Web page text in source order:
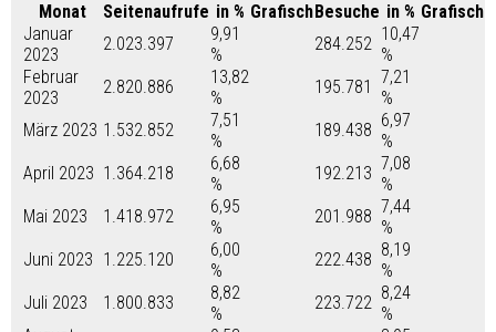
Monat Seitenaufrufe in % GrafischBesuche in % Grafisch
Januar
2023
2.023.397
9,91
%
284.252 10,47
%
Februar
2023
2.820.886
13,82
%
195.781 7,21
%
März 2023 1.532.852
7,51
%
189.438 6,97
%
April 2023 1.364.218
6,68
%
192.213 7,08
%
Mai 2023
1.418.972
6,95
%
201.988 7,44
%
Juni 2023 1.225.120
6,00
%
222.438 8,19
%
Juli 2023
1.800.833
8,82
%
223.722 8,24
%